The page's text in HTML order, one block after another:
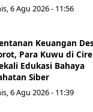
6 Agu 2026 - 11:56
Keuangan
Para Kuwu di
Edukasi Bahaya
Siber
6 Agu 2026 - 11:39